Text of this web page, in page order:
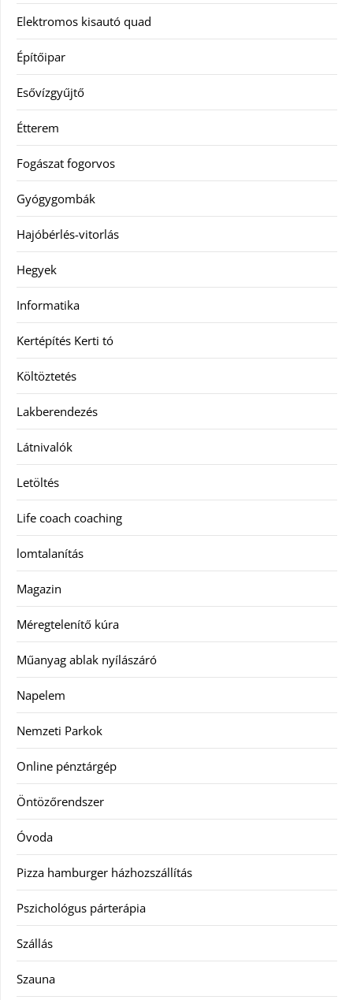
Elektromos kisautó quad
Építőipar
Esővízgyűjtő
Étterem
Fogászat fogorvos
Gyógygombák
Hajóbérlés-vitorlás
Hegyek
Informatika
Kertépítés Kerti tó
Költöztetés
Lakberendezés
Látnivalók
Letöltés
Life coach coaching
lomtalanítás
Magazin
Méregtelenítő kúra
Műanyag ablak nyílászáró
Napelem
Nemzeti Parkok
Online pénztárgép
Öntözőrendszer
Óvoda
Pizza hamburger házhozszállítás
Pszichológus párterápia
Szállás
Szauna